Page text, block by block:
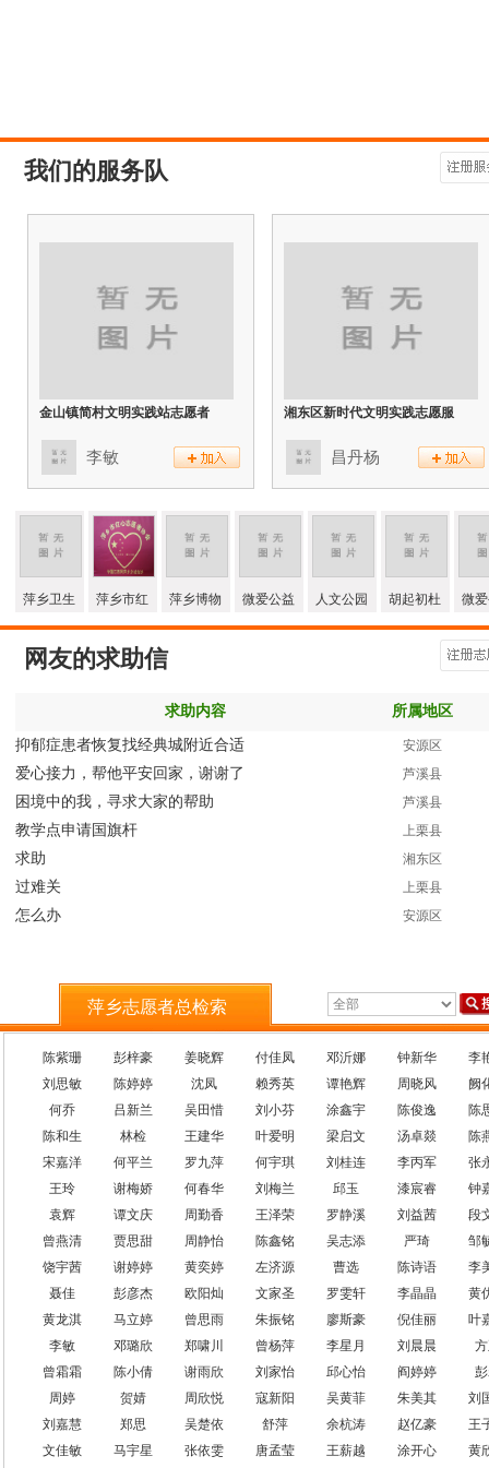
我们的服务队
金山镇简村文明实践站志愿者
李敏
湘东区新时代文明实践志愿服
昌丹杨
萍乡卫生 萍乡市红 萍乡博物 微爱公益 人文公园 胡起初杜 微
网友的求助信
求助内容 所属地区
抑郁症患者恢复找经典城附近合适 安源区
爱心接力，帮他平安回家，谢谢了 芦溪县
困境中的我，寻求大家的帮助 芦溪县
教学点申请国旗杆 上栗县
求助 湘东区
过难关 上栗县
怎么办 安源区
萍乡志愿者总检索